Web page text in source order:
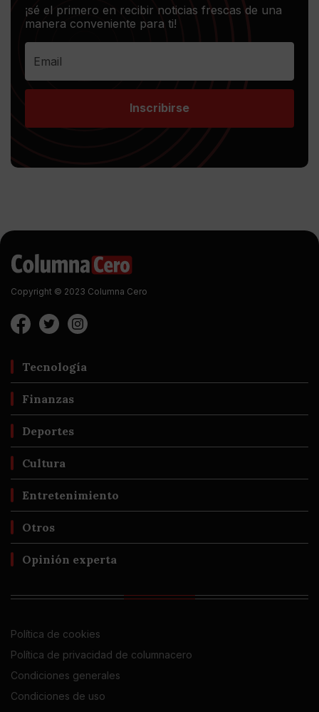
¡sé el primero en recibir noticias frescas de una
manera conveniente para ti!
Inscribirse
Copyright © 2023 Columna Cero
Tecnología
Finanzas
Deportes
Cultura
Entretenimiento
Otros
Opinión experta
Política de cookies
Política de privacidad de columnacero
Condiciones generales
Condiciones de uso